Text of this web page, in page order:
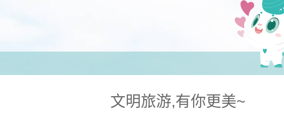
文明旅游,有你更美~